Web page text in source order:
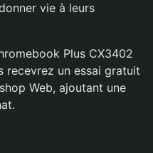
vie à leurs
Plus CX3402
recevrez un essai gratuit
Web, ajoutant une